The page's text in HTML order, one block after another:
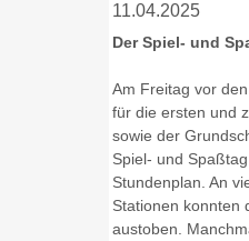
11.04.2025
Der Spiel- und
Am Freitag vor
für die ersten und
sowie der
Spiel- und
Stundenplan. An
Stationen konnten
austoben.